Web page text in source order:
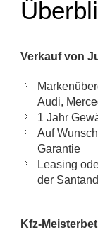
Verkauf von
Audi,
1 Jahr
Auf
Garantie
Leasing
der
Kfz-